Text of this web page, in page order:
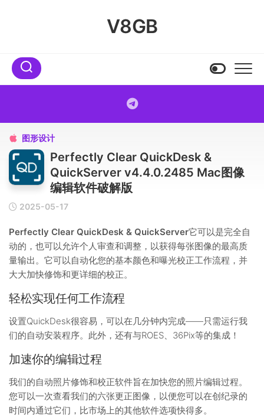
V8GB
 图形设计
Perfectly Clear QuickDesk &
QuickServer v4.4.0.2485 Mac图像
编辑软件破解版
2025-05-17
Perfectly Clear QuickDesk & QuickServer它可以是完全自
动的，也可以允许个人审查和调整，以获得每张图像的最高质
量输出。它可以自动化您的基本颜色和曝光校正工作流程，并
大大加快修饰和更详细的校正。
轻松实现任何工作流程
设置QuickDesk很容易，可以在几分钟内完成——只需运行我
们的自动安装程序。此外，还有与ROES、36Pix等的集成！
加速你的编辑过程
我们的自动照片修饰和校正软件旨在加快您的照片编辑过程。
您可以一次查看我们的六张更正图像，以便您可以在创纪录的
时间内通过它们，比市场上的其他软件选项快得多。